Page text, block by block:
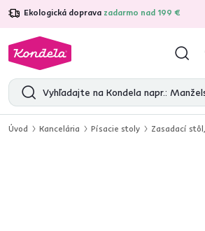
Ekologická doprava zadarmo nad 199 €
4,7 31 285overených
Úvod Kancelária Písacie stoly Zasadací